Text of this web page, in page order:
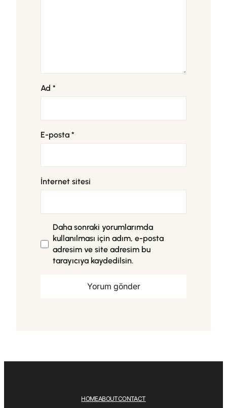
Ad *
E-posta *
İnternet sitesi
Daha sonraki yorumlarımda
kullanılması için adım, e-posta
adresim ve site adresim bu
tarayıcıya kaydedilsin.
HOMEABOUTCONTACT